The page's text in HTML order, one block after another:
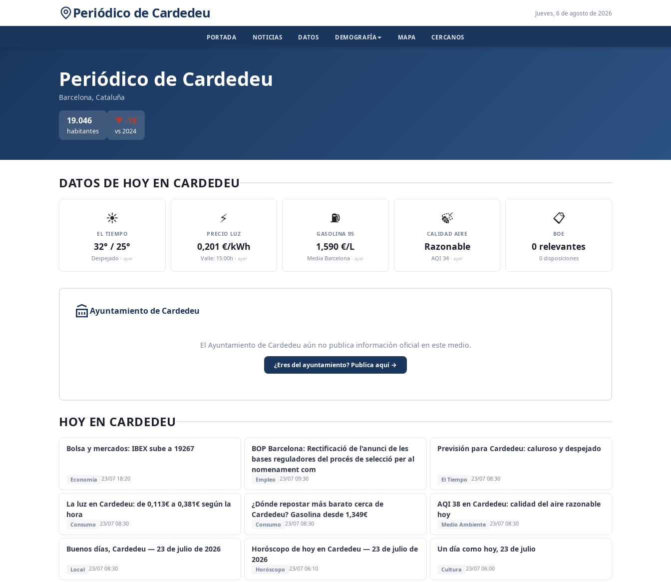
Periódico de Cardedeu Jueves, 6 de agosto de 2026
PORTADA NOTICIAS DATOS DEMOGRAFÍA MAPA CERCANOS
Periódico de Cardedeu
Barcelona, Cataluña
19.046
habitantes
▼ -18
vs 2024
DATOS DE HOY EN CARDEDEU
☀️
EL TIEMPO
32° / 25°
Despejado ·ayer
⚡
PRECIO LUZ
0,201 €/kWh
Valle: 15:00h · ayer
⛽️
GASOLINA 95
1,590 €/L
Media Barcelona · ayer
🍃
CALIDAD AIRE
Razonable
AQI 34 ·ayer
📋
BOE
0 relevantes
0 disposiciones
Ayuntamiento de Cardedeu
El Ayuntamiento de Cardedeu aún no publica información oficial en este medio.
¿Eres del ayuntamiento? Publica aquí →
HOY EN CARDEDEU
Bolsa y mercados: IBEX sube a 19267
Economía 23/07 18:20
BOP Barcelona: Rectificació de l'anunci de les
bases reguladores del procés de selecció per al
nomenament com
Empleo 23/07 09:30
Previsión para Cardedeu: caluroso y despejado
El Tiempo 23/07 08:30
La luz en Cardedeu: de 0,113€ a 0,381€ según la
hora
Consumo 23/07 08:30
¿Dónde repostar más barato cerca de
Cardedeu? Gasolina desde 1,349€
Consumo 23/07 08:30
AQI 38 en Cardedeu: calidad del aire razonable
hoy
Medio Ambiente 23/07 08:30
Buenos días, Cardedeu — 23 de julio de 2026
Local 23/07 08:30
Horóscopo de hoy en Cardedeu — 23 de julio de
2026
Horóscopo 23/07 06:10
Un día como hoy, 23 de julio
Cultura 23/07 06:00